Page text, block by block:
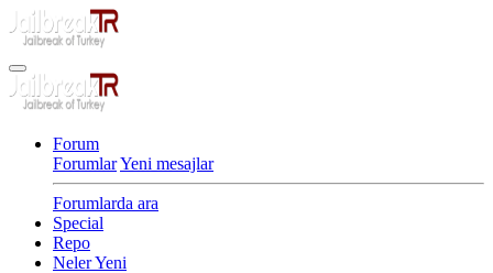
Forum
ForumlarYeni mesajlar
Forumlarda ara
Special
Repo
Neler Yeni